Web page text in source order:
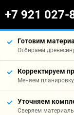
+7 921 027-
Готовим
Отбираем
Корректируем
Меняем
Уточняем
Сверяем материалы